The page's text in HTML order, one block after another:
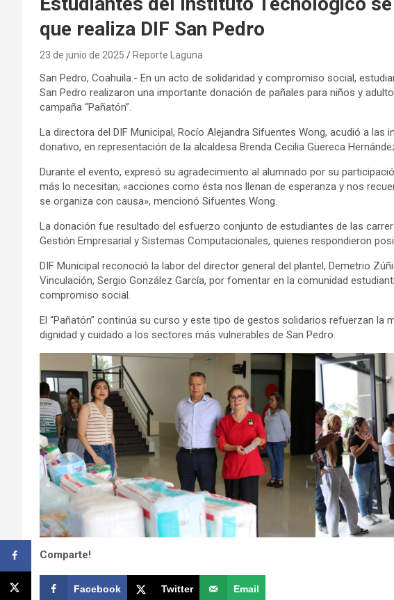
que realiza DIF San Pedro
23 de junio de 2025 Reporte Laguna
San Pedro, Coahuila.- En un acto de solidaridad y compromiso social,
San Pedro realizaron una importante donación de pañales para niños y
campaña “Pañatón”.
La directora del DIF Municipal, Rocío Alejandra Sifuentes Wong, acudió a las
donativo, en representación de la alcaldesa Brenda Cecilia Güereca
Durante el evento, expresó su agradecimiento al alumnado por su
más lo necesitan; «acciones como ésta nos llenan de esperanza y nos
se organiza con causa», mencionó Sifuentes Wong.
La donación fue resultado del esfuerzo conjunto de estudiantes de las
Gestión Empresarial y Sistemas Computacionales, quienes respondieron
DIF Municipal reconoció la labor del director general del plantel, Demetrio
Vinculación, Sergio González García, por fomentar en la comunidad
compromiso social.
El “Pañatón” continúa su curso y este tipo de gestos solidarios refuerzan la
dignidad y cuidado a los sectores más vulnerables de San Pedro.
Comparte!
Facebook Twitter Email